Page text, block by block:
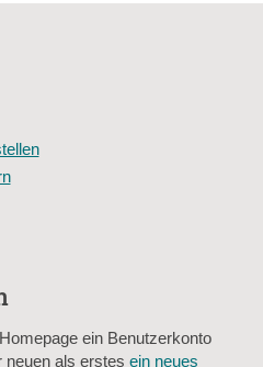
ob Sie ein menschlicher
stehen
Homepage ein Benutzerkonto
neuen als erstes ein neues